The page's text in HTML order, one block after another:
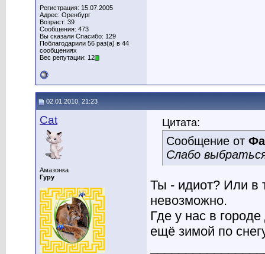
Регистрация: 15.07.2005
Адрес: Оренбург
Возраст: 39
Сообщения: 473
Вы сказали Спасибо: 129
Поблагодарили 56 раз(а) в 44
сообщениях
Вес репутации: 12
02.01.2010, 21:23
Cat
Амазонка
Гуру
Цитата:
Сообщение от
Слабо
Ты - идиот? Или в
невозможно.
Где у нас в
ещё зимой по